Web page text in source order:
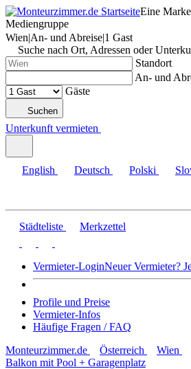
Eine
Mediengruppe
Wien|An- und Abreise|1 Gast
Suche nach Ort, Adressen oder
Standort
An- und
Gäste
Suchen
Unterkunft vermieten
English Deutsch Polski
Städteliste Merkzettel
Vermieter-LoginNeuer Vermieter?
Profile und Preise
Vermieter-Infos
Häufige Fragen / FAQ
Monteurzimmer.de
Österreich Wien
Balkon mit Pool + Garagenplatz